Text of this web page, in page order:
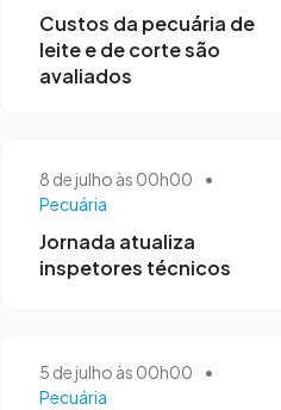
Custos da pecuária de
leite e de corte são
avaliados
8 de julho às 00h00
•
Pecuária
Jornada atualiza
inspetores técnicos
5 de julho às 00h00
•
Pecuária